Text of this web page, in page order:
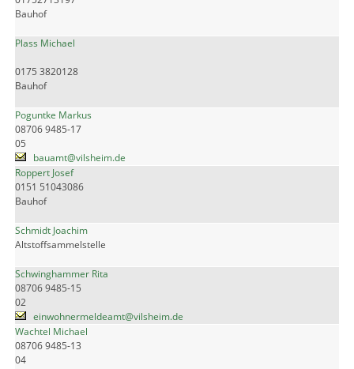
Bauhof
Plass Michael
0175 3820128
Bauhof
Poguntke Markus
08706 9485-17
05
bauamt@vilsheim.de
Roppert Josef
0151 51043086
Bauhof
Schmidt Joachim
Altstoffsammelstelle
Schwinghammer Rita
08706 9485-15
02
einwohnermeldeamt@vilsheim.de
Wachtel Michael
08706 9485-13
04